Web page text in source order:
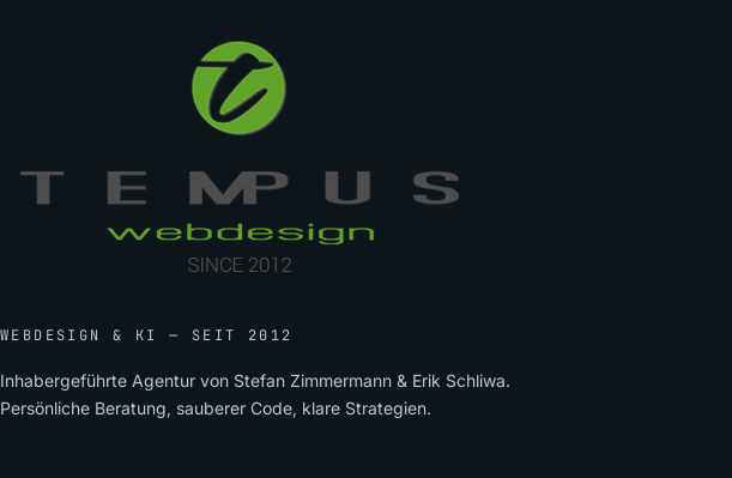
WEBDESIGN & KI — SEIT 2012
Inhabergeführte Agentur von Stefan Zimmermann & Erik Schliwa.
Persönliche Beratung, sauberer Code, klare Strategien.